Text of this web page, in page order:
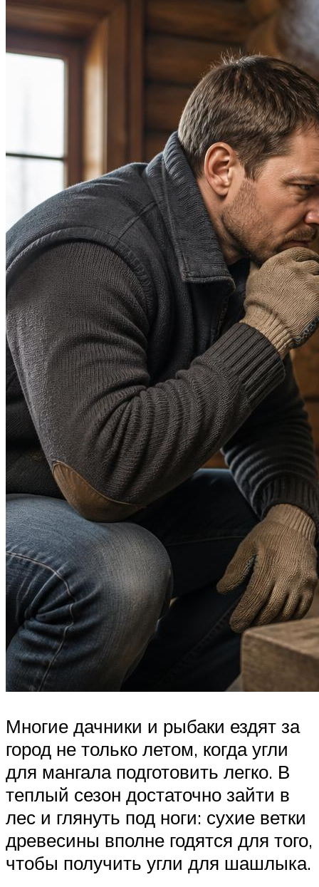
Многие дачники и рыбаки ездят за
город не только летом, когда угли
для мангала подготовить легко. В
теплый сезон достаточно зайти в
лес и глянуть под ноги: сухие ветки
древесины вполне годятся для того,
чтобы получить угли для шашлыка.